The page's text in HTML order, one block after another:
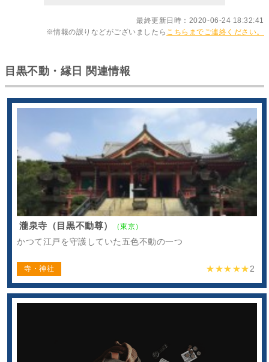
最終更新日時：2020-06-24 18:32:41
※情報の誤りなどがございましたら こちらまでご連絡ください。
目黒不動・縁日 関連情報
瀧泉寺（目黒不動尊） （東京）
かつて江戸を守護していた五色不動の一つ
寺・神社 ★★★★★2